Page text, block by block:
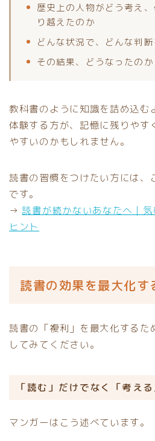
歴史上の人物がどう考え
り越えたのか
どんな状況で、どんな判
その結果、どうなったのか
教科書のように知識を詰め込む
体験する方が、記憶に残りやす
やすいのかもしれません。
読書の習慣をつけたい方には、
です。
→ 読書が続かないあなたへ｜
ヒント
読書の効果を最大化す
読書の「複利」を最大化するた
してみてください。
「読む」だけでなく「考え
マンガーはこう述べています。